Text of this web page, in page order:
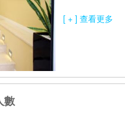
[ + ] 查看更多
數